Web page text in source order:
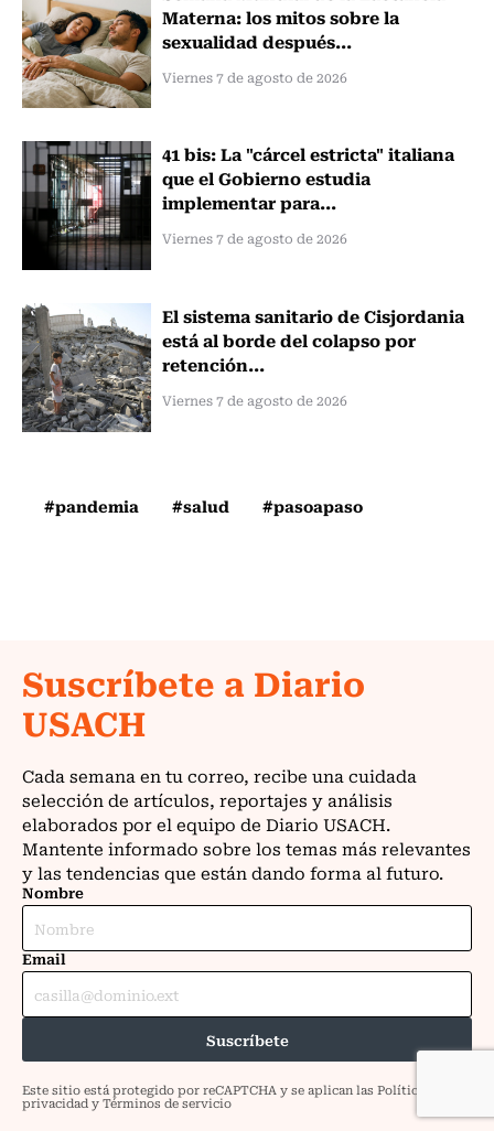
Materna: los mitos sobre la
sexualidad después...
Viernes 7 de agosto de 2026
41 bis: La "cárcel estricta" italiana
que el Gobierno estudia
implementar para...
Viernes 7 de agosto de 2026
El sistema sanitario de Cisjordania
está al borde del colapso por
retención...
Viernes 7 de agosto de 2026
#pandemia #salud #pasoapaso